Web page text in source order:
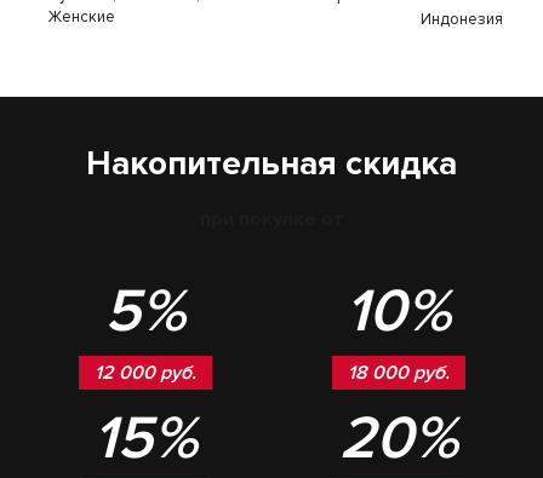
Женские
Индонезия
Накопительная скидка
5%
12 000 руб.
10%
18 000 руб.
15% 20%